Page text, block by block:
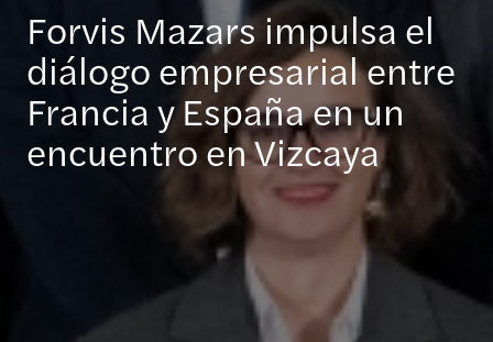
Forvis Mazars impulsa el
diálogo empresarial entre
Francia y España en un
encuentro en Vizcaya